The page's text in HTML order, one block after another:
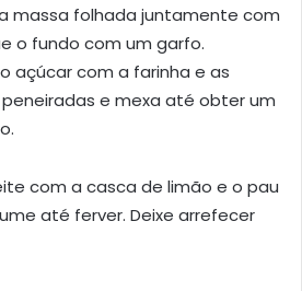
massa folhada juntamente com
o fundo com um garfo.
açúcar com a farinha e as
e mexa até obter um
com a casca de limão e o pau
até ferver. Deixe arrefecer